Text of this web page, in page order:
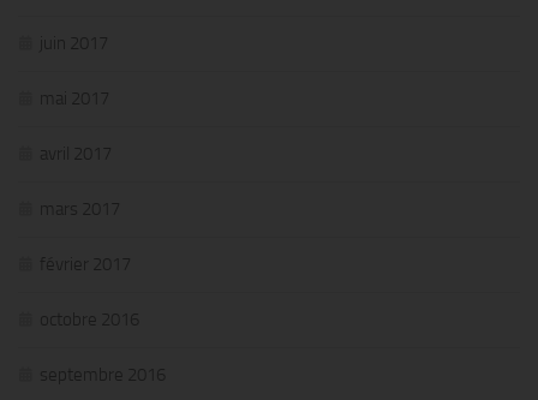
juin 2017
mai 2017
avril 2017
mars 2017
février 2017
octobre 2016
septembre 2016